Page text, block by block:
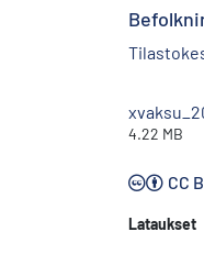
4.22 MB
CC
Lataukset